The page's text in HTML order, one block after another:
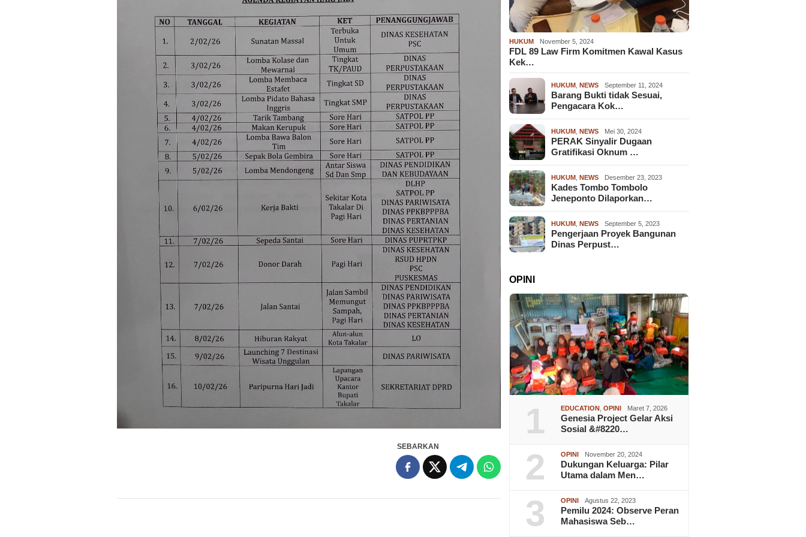
SEBARKAN
HUKUM November 5, 2024
FDL 89 Law Firm Komitmen Kawal Kasus
Kek…
HUKUM ,NEWS September 11, 2024
Barang Bukti tidak Sesuai,
Pengacara Kok…
HUKUM ,NEWS Mei 30, 2024
PERAK Sinyalir Dugaan
Gratifikasi Oknum …
HUKUM ,NEWS Desember 23, 2023
Kades Tombo Tombolo
Jeneponto Dilaporkan…
HUKUM ,NEWS September 5, 2023
Pengerjaan Proyek Bangunan
Dinas Perpust…
OPINI
1 EDUCATION ,OPINI Maret 7, 2026
Genesia Project Gelar Aksi
Sosial &#8220…
2 OPINI November 20, 2024
Dukungan Keluarga: Pilar
Utama dalam Men…
3 OPINI Agustus 22, 2023
Pemilu 2024: Observe Peran
Mahasiswa Seb…